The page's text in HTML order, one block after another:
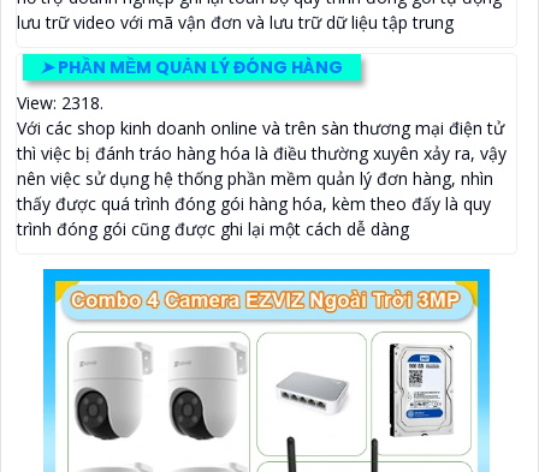
lưu trữ video với mã vận đơn và lưu trữ dữ liệu tập trung
➤PHẦN MỀM QUẢN LÝ ĐÓNG HÀNG
View: 2318.
Với các shop kinh doanh online và trên sàn thương mại điện tử
thì việc bị đánh tráo hàng hóa là điều thường xuyên xảy ra, vậy
nên việc sử dụng hệ thống phần mềm quản lý đơn hàng, nhìn
thấy được quá trình đóng gói hàng hóa, kèm theo đấy là quy
trình đóng gói cũng được ghi lại một cách dễ dàng